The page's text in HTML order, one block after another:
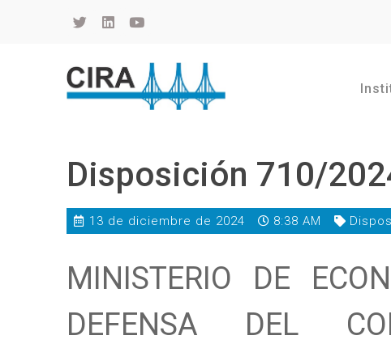
Disposición 710/
13 de diciembre de 2024 8:38 AM
MINISTERIO DE
DEFENSA DEL